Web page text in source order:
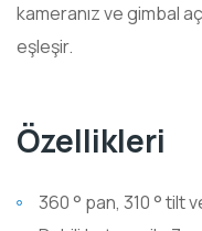
kameranız ve gimbal
eşleşir.
Özellikleri
360 ° pan, 310 ° tilt